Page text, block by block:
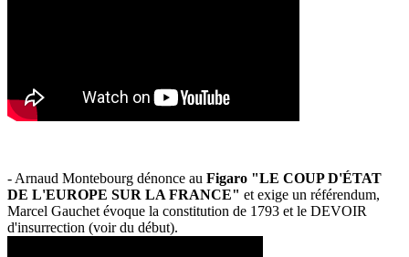
- Arnaud Montebourg dénonce au Figaro "LE COUP D'ÉTAT
DE L'EUROPE SUR LA FRANCE" et exige un référendum,
Marcel Gauchet évoque la constitution de 1793 et le DEVOIR
d'insurrection (voir du début).